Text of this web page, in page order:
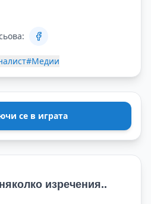
#Медии
се в играта
изречения..